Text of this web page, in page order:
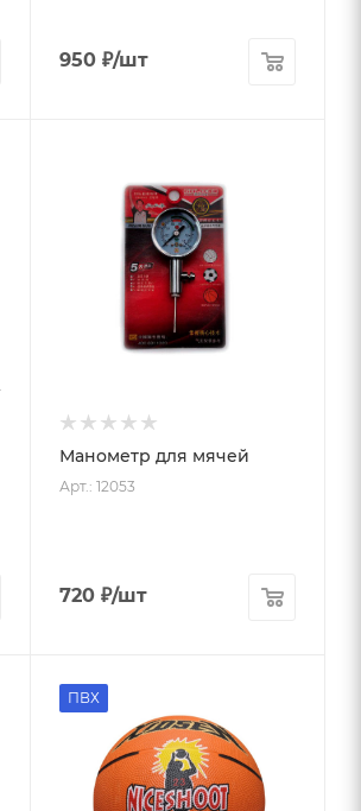
950₽/шт
Манометр для мячей
Арт.: 12053
720₽/шт
ПВХ